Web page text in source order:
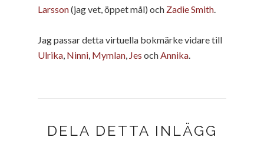
Larsson(jag vet, öppet mål) och Zadie Smith
Jag passar detta virtuella bokmärke vidare till
Ulrika Ninni Mymlan Jes och Annika
DELA DETTA INLÄGG